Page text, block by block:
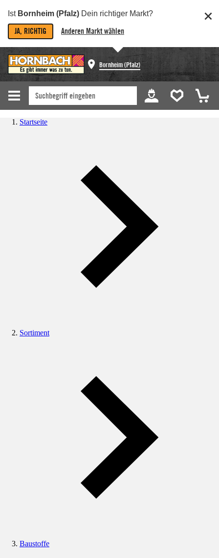
Ist Bornheim (Pfalz) Dein richtiger Markt?
JA, RICHTIG Anderen Markt wählen
Bornheim (Pfalz)
Startseite
Sortiment
Baustoffe